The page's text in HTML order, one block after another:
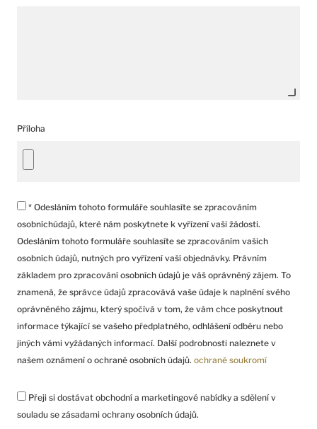
Příloha
* Odesláním tohoto formuláře souhlasíte se zpracováním
osobníchúdajů, které nám poskytnete k vyřízení vaši žádosti.
Odesláním tohoto formuláře souhlasíte se zpracováním vašich
osobních údajů, nutných pro vyřízení vaší objednávky. Právním
základem pro zpracování osobních údajů je váš oprávněný zájem. To
znamená, že správce údajů zpracovává vaše údaje k naplnění svého
oprávněného zájmu, který spočívá v tom, že vám chce poskytnout
informace týkající se vašeho předplatného, odhlášení odběru nebo
jiných vámi vyžádaných informací. Další podrobnosti naleznete v
našem oznámení o ochraně osobních údajů. ochraně soukromí
Přeji si dostávat obchodní a marketingové nabídky a sdělení v
souladu se zásadami ochrany osobních údajů.